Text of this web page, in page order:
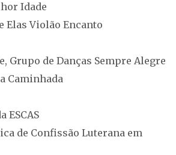
Idade
Elas Violão Encanto
Grupo de Danças Sempre Alegre
Caminhada
ESCAS
de Confissão Luterana em